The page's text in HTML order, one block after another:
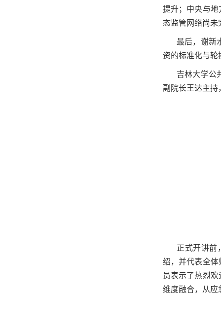
提升；中央与地
态监管网络尚未
最后，谢新
资的标准化与
吉林大学公
副院长王达主
正式开讲前
绍，并代表全体
员表示了热烈
维度融合，从应